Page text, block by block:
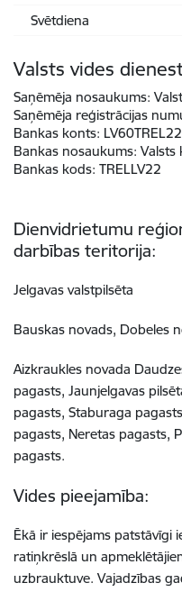
Svētdiena
Valsts vides
Saņēmēja nosaukums:
Saņēmēja reģistrācijas
Bankas konts:
Bankas nosaukums: Valsts
Bankas kods: TRELLV22
Dienvidrietumu
darbības teritorija:
Jelgavas valstpilsēta
Bauskas novads, Dobeles
Aizkraukles novada
pagasts, Jaunjelgavas
pagasts, Staburaga
pagasts, Neretas pagasts,
pagasts.
Vides pieejamība:
Ēkā ir iespējams patstāvīgi
ratiņkrēslā un
uzbrauktuve. Vajadzības